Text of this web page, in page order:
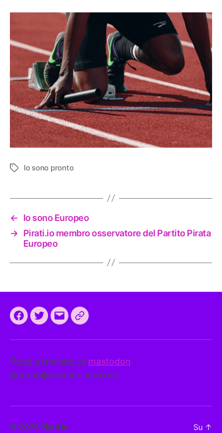
Tag Io sono pronto
←
Io sono Europeo
→ Pirati.io membro osservatore del Partito Pirata
Europeo
Facebook
TwitterEmailCEEP
programma
comune
Vieni a trovarci su mastodon:
@pirati@sociale.network
© 2026 Pirati.io Su ↑